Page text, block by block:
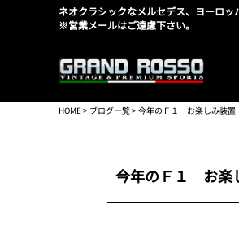
ネオクラシックなメルセデス、ヨーロ
※営業メールはご遠慮下さい。
HOME> ブログ一覧> 今年のＦ１ お楽しみ装置
今年のＦ１ お楽